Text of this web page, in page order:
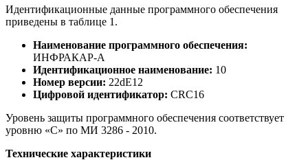
Идентификационные данные программного обеспечения
приведены в таблице 1.
Наименование программного обеспечения:
ИНФРАКАР-А
Идентификационное наименование: 10
Номер версии: 22dE12
Цифровой идентификатор: CRC16
Уровень защиты программного обеспечения соответствует
уровню «С» по МИ 3286 - 2010.
Технические характеристики